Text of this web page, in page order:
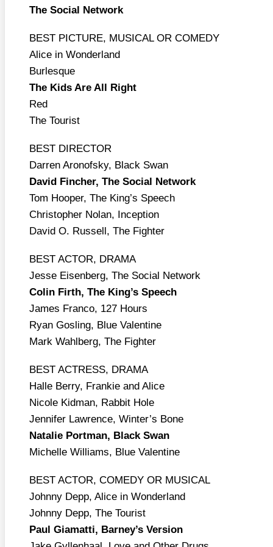
The Social Net­work
BEST PICTURE, MUSICAL OR COMEDY
Ali­ce in Won­der­land
Bur­les­que
The Kids Are All Right
Red
The Tou­rist
BEST DIRECTOR
Dar­ren Aro­nof­sky, Black Swan
David Fin­cher, The Social Net­work
Tom Hoo­per, The King’s Speech
Chris­to­pher Nolan, Incep­ti­on
David O. Rus­sell, The Figh­ter
BEST ACTOR, DRAMA
Jes­se Eisen­berg, The Social Net­work
Colin Firth, The King’s Speech
James Fran­co, 127 Hours
Ryan Gosling, Blue Valen­ti­ne
Mark Wahl­berg, The Figh­ter
BEST ACTRESS, DRAMA
Hal­le Ber­ry, Fran­kie and Ali­ce
Nico­le Kid­man, Rab­bit Hole
Jen­ni­fer Law­rence, Winter’s Bone
Nata­lie Port­man, Black Swan
Michel­le Wil­liams, Blue Valen­ti­ne
BEST ACTOR, COMEDY OR MUSICAL
John­ny Depp, Ali­ce in Won­der­land
John­ny Depp, The Tou­rist
Paul Gia­mat­ti, Barney’s Ver­si­on